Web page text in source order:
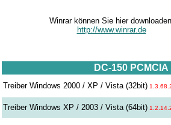
Winrar können Sie hier
http://www.winrar.de
DC-150 PCMCIA
Treiber Windows 2000 / XP / Vista (32bit)
Treiber Windows XP / 2003 / Vista (64bit)